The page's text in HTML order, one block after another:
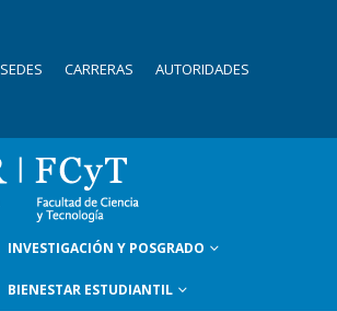
SEDES CARRERAS AUTORIDADES
INVESTIGACIÓN Y POSGRADO
BIENESTAR ESTUDIANTIL